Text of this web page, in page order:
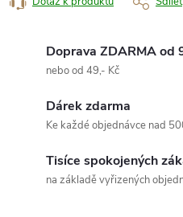
Doprava ZDARMA od
nebo od 49,- Kč
Dárek zdarma
Ke každé objednávce nad
Tisíce spokojených
na základě vyřizených